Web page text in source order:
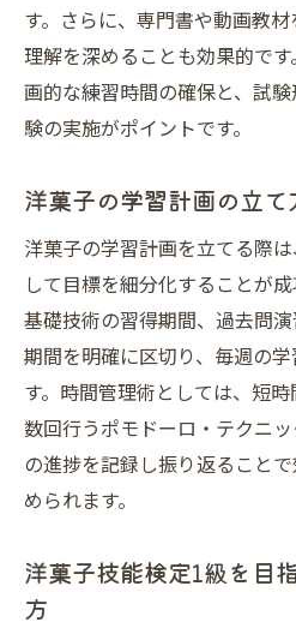
洋菓子試験合格者の
イス
洋菓子試験の合格体
法則
とは
洋菓子合格者の失敗
洋菓子試験を乗り越
ール例
洋菓子試験突破に役
ン維持
試験日程や申し込み方法
攻略術
洋菓子検定の申し込
す。さらに、専門書や動画教
理解を深めることも効果的で
画的な練習時間の確保と、試
験の実施がポイントです。
洋菓子の学習計画の立
洋菓子の学習計画を立てる際
して目標を細分化することが成
基礎技術の習得期間、過去問
期間を明確に区切り、毎週の
す。時間管理術としては、短
数回行うポモドーロ・テクニ
の進捗を記録し振り返ること
められます。
洋菓子技能検定1級を目
方